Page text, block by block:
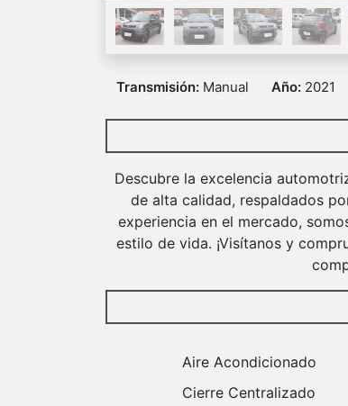
Transmisión: Manual Año: 2021
Descubre la excelencia
de alta calidad, respaldados
experiencia en el mercado,
estilo de vida. ¡Visítanos y
Aire Acondicionado
Cierre Centralizado